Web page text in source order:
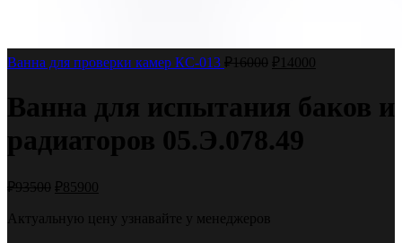
Ванна для проверки камер КС-013 ₽16000 ₽ 14000
Ванна для испытания баков и
радиаторов 05.Э.078.49
₽93500 ₽85900
Актуальную цену узнавайте у менеджеров